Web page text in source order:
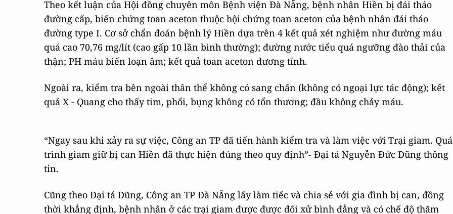
Theo kết luận của Hội đồng chuyên môn Bệnh viện Đà Nẵng, bệnh nhân Hiền bị đái tháo
đường cấp, biến chứng toan aceton thuộc hội chứng toan aceton của bệnh nhân đái tháo
đường type I. Cơ sở chẩn đoán bệnh lý Hiền dựa trên 4 kết quả xét nghiệm như đường máu
quá cao 70,76 mg/lít (cao gấp 10 lần bình thường); đường nước tiểu quá ngưỡng đào thải của
thận; PH máu biến loạn âm; kết quả toan aceton dương tính.
Ngoài ra, kiểm tra bên ngoài thân thể không có sang chấn (không có ngoại lực tác động); kết
quả X - Quang cho thấy tim, phổi, bụng không có tổn thương; đầu không chảy máu.
“Ngay sau khi xảy ra sự việc, Công an TP đã tiến hành kiểm tra và làm việc với Trại giam. Quá
trình giam giữ bị can Hiền đã thực hiện đúng theo quy định”- Đại tá Nguyễn Đức Dũng thông
tin.
Cũng theo Đại tá Dũng, Công an TP Đà Nẵng lấy làm tiếc và chia sẻ với gia đình bị can, đồng
thời khẳng định, bệnh nhân ở các trại giam được được đối xử bình đẳng và có chế độ thăm